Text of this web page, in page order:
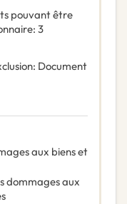
pouvant être
: 3
: Document
aux biens et
dommages aux